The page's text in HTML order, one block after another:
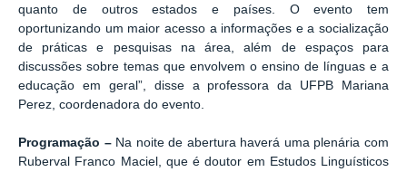
quanto de outros estados e países. O evento tem
oportunizando um maior acesso a informações e a socialização
de práticas e pesquisas na área, além de espaços para
discussões sobre temas que envolvem o ensino de línguas e a
educação em geral”, disse a professora da UFPB Mariana
Perez, coordenadora do evento.
Programação –Na noite de abertura haverá uma plenária com
Ruberval Franco Maciel, que é doutor em Estudos Linguísticos